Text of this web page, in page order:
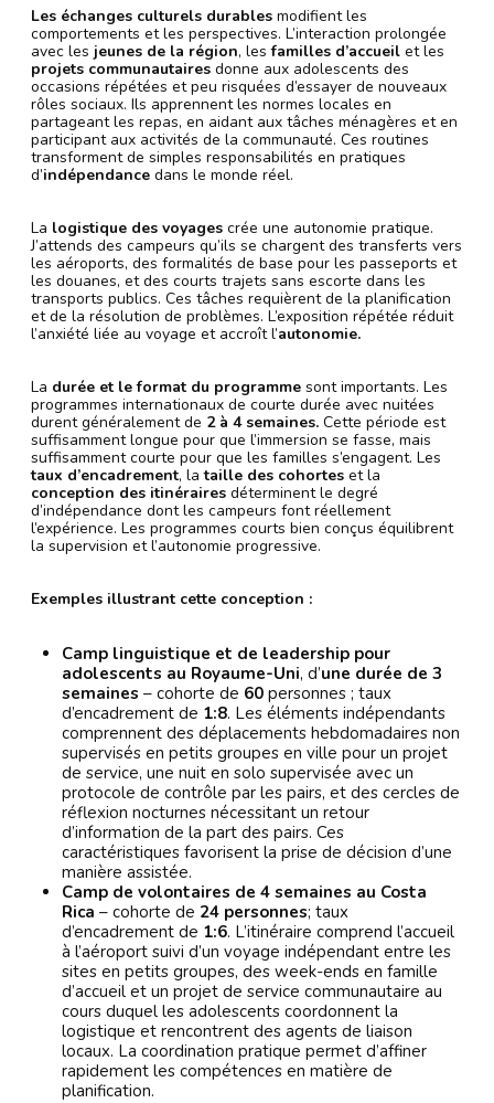
Les échanges culturels durables modifient les
comportements et les perspectives. L’interaction prolongée
avec les jeunes de la région, lesfamilles d’accueil et les
projets communautaires donne aux adolescents des
occasions répétées et peu risquées d’essayer de nouveaux
rôles sociaux. Ils apprennent les normes locales en
partageant les repas, en aidant aux tâches ménagères et en
participant aux activités de la communauté. Ces routines
transforment de simples responsabilités en pratiques
d’indépendance dans le monde réel.
La logistique des voyages crée une autonomie pratique.
J’attends des campeurs qu’ils se chargent des transferts vers
les aéroports, des formalités de base pour les passeports et
les douanes, et des courts trajets sans escorte dans les
transports publics. Ces tâches requièrent de la planification
et de la résolution de problèmes. L’exposition répétée réduit
l’anxiété liée au voyage et accroît l’autonomie.
La durée et le format du programme sont importants. Les
programmes internationaux de courte durée avec nuitées
durent généralement de 2 à 4 semaines. Cette période est
suffisamment longue pour que l’immersion se fasse, mais
suffisamment courte pour que les familles s’engagent. Les
taux d’encadrement, lataille des cohortes et la
conception des itinéraires déterminent le degré
d’indépendance dont les campeurs font réellement
l’expérience. Les programmes courts bien conçus équilibrent
la supervision et l’autonomie progressive.
Exemples illustrant cette conception :
Camp linguistique et de leadership pour
adolescents au Royaume-Uni, d’une durée de 3
semaines – cohorte de 60 personnes ; taux
d’encadrement de 1:8. Les éléments indépendants
comprennent des déplacements hebdomadaires non
supervisés en petits groupes en ville pour un projet
de service, une nuit en solo supervisée avec un
protocole de contrôle par les pairs, et des cercles de
réflexion nocturnes nécessitant un retour
d’information de la part des pairs. Ces
caractéristiques favorisent la prise de décision d’une
manière assistée.
Camp de volontaires de 4 semaines au Costa
Rica – cohorte de 24 personnes; taux
d’encadrement de 1:6. L’itinéraire comprend l’accueil
à l’aéroport suivi d’un voyage indépendant entre les
sites en petits groupes, des week-ends en famille
d’accueil et un projet de service communautaire au
cours duquel les adolescents coordonnent la
logistique et rencontrent des agents de liaison
locaux. La coordination pratique permet d’affiner
rapidement les compétences en matière de
planification.